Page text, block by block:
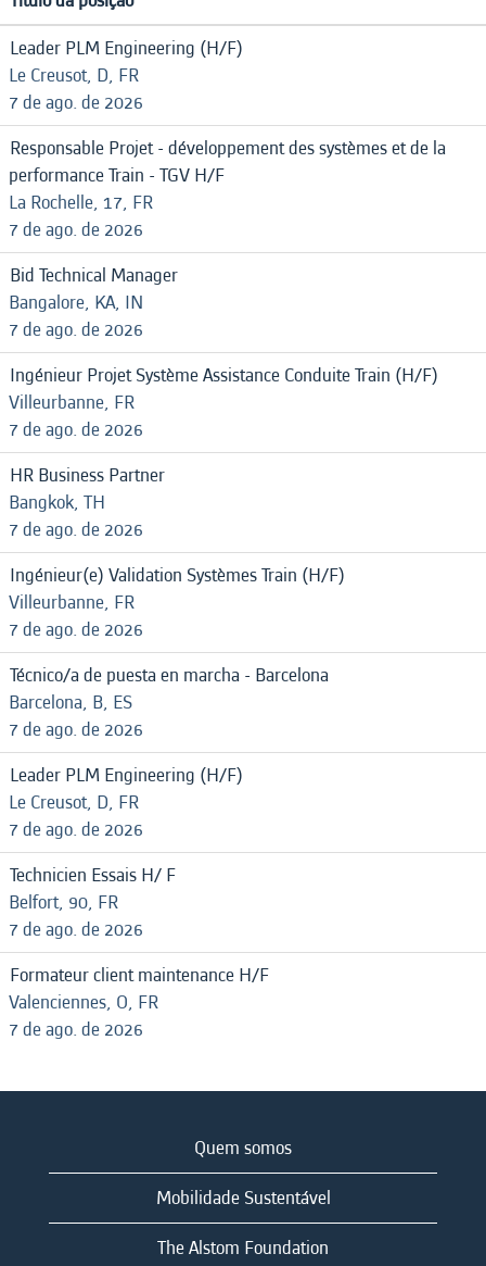
Leader PLM Engineering (H/F)
Le Creusot, D, FR
7 de ago. de 2026
Responsable Projet - développement des systèmes et de la
performance Train - TGV H/F
La Rochelle, 17, FR
7 de ago. de 2026
Bid Technical Manager
Bangalore, KA, IN
7 de ago. de 2026
Ingénieur Projet Système Assistance Conduite Train (H/F)
Villeurbanne, FR
7 de ago. de 2026
HR Business Partner
Bangkok, TH
7 de ago. de 2026
Ingénieur(e) Validation Systèmes Train (H/F)
Villeurbanne, FR
7 de ago. de 2026
Técnico/a de puesta en marcha - Barcelona
Barcelona, B, ES
7 de ago. de 2026
Leader PLM Engineering (H/F)
Le Creusot, D, FR
7 de ago. de 2026
Technicien Essais H/ F
Belfort, 90, FR
7 de ago. de 2026
Formateur client maintenance H/F
Valenciennes, O, FR
7 de ago. de 2026
Quem somos
Mobilidade Sustentável
The Alstom Foundation